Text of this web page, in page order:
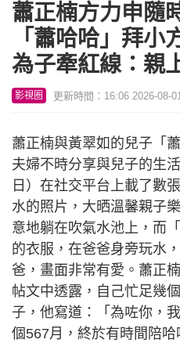
蕭正楠方力申隨
「蕭哈哈」拜小
為子牽紅線：親
影視圈 更新時間：16:06 2026-08-
蕭正楠與黃翠如的兒子「
夫婦不時分享與兒子的生
日）在社交平台上載了數
水的照片，大晒溫馨親子
意地躺在吹氣水池上，而
的衣服，在爸爸身旁玩水
爸，畫面非常有愛。蕭正
帖文中透露，自己忙足幾
子，他寫道：「為咗你，
個567月，終於有時間陪